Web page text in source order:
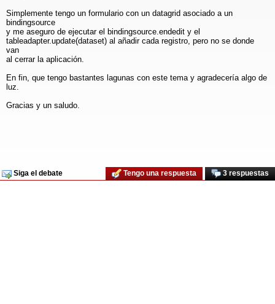
Simplemente tengo un formulario con un datagrid asociado a un
bindingsource
y me aseguro de ejecutar el bindingsource.endedit y el
tableadapter.update(dataset) al añadir cada registro, pero no se donde
van
al cerrar la aplicación.
En fin, que tengo bastantes lagunas con este tema y agradecería algo de
luz.
Gracias y un saludo.
Siga el debate 3 respuestas
Tengo una respuesta